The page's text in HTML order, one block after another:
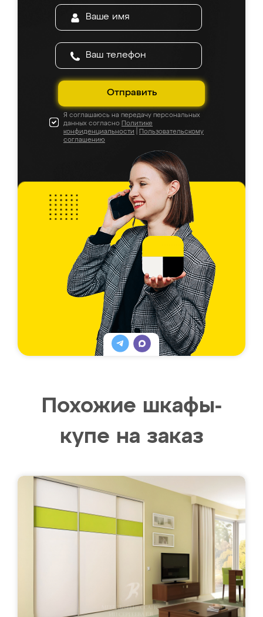
Отправить
Я соглашаюсь на передачу персональных
данных согласно Политике
конфиденциальности
Пользовательскому
соглашению
Похожие шкафы-
купе на заказ